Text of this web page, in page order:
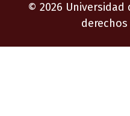
© 2026 Universidad